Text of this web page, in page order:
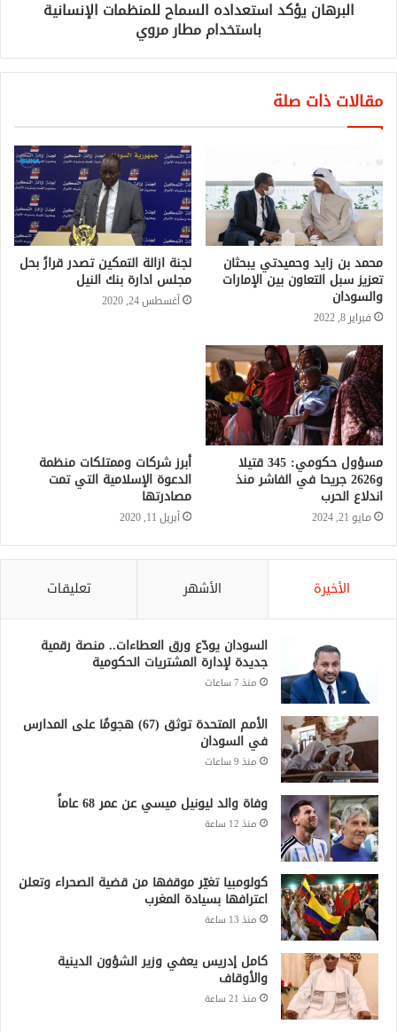
البرهان يؤكد استعداده السماح للمنظمات الإنسانية
باستخدام مطار مروي
مقالات ذات صلة
محمد بن زايد وحميدتي يبحثان
تعزيز سبل التعاون بين الإمارات
والسودان
فبراير 8, 2022
لجنة ازالة التمكين تصدر قرارً بحل
مجلس ادارة بنك النيل
أغسطس 24, 2020
مسؤول حكومي: 345 قتيلا
و2626 جريحا في الفاشر منذ
اندلاع الحرب
مايو 21, 2024
أبرز شركات وممتلكات منظمة
الدعوة الإسلامية التي تمت
مصادرتها
أبريل 11, 2020
الأخيرة الأشهر تعليقات
السودان يودّع ورق العطاءات.. منصة رقمية
جديدة لإدارة المشتريات الحكومية
منذ 7 ساعات
الأمم المتحدة توثق (67) هجومًا على المدارس
في السودان
منذ 9 ساعات
وفاة والد ليونيل ميسي عن عمر 68 عاماً
منذ 12 ساعة
كولومبيا تغيّر موقفها من قضية الصحراء وتعلن
اعترافها بسيادة المغرب
منذ 13 ساعة
كامل إدريس يعفي وزير الشؤون الدينية
والأوقاف
منذ 21 ساعة